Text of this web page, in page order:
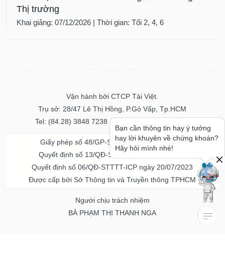
Thị trường
Khai giảng: 07/12/2026 | Thời gian: Tối 2, 4, 6
Vận hành bởi CTCP Tài Việt.
Trụ sở: 28/47 Lê Thị Hồng, P.Gò Vấp, Tp.HCM
Tel: (84.28) 3848 7238 - Fax: (84.28) 3848 7237
Giấy phép số 48/GP-STTTT ngày 04/11/2016
Quyết định số 13/QĐ-STTTT ngày 02/11/2017
Quyết định số 06/QĐ-STTTT-ICP ngày 20/07/2023
Được cấp bởi Sở Thông tin và Truyền thông TPHCM
Người chịu trách nhiệm
BÀ PHẠM THỊ THANH NGA
Bạn cần thông tin hay ý tưởng
hay lời khuyên về chứng khoán?
Hãy hỏi mình nhé!